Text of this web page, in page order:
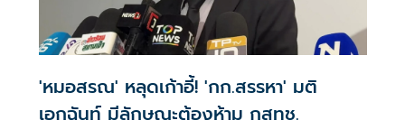
'หมอสรณ' หลุดเก้าอี้! 'กก.สรรหา' มติ
เอกฉันท์ มีลักษณะต้องห้าม กสทช.